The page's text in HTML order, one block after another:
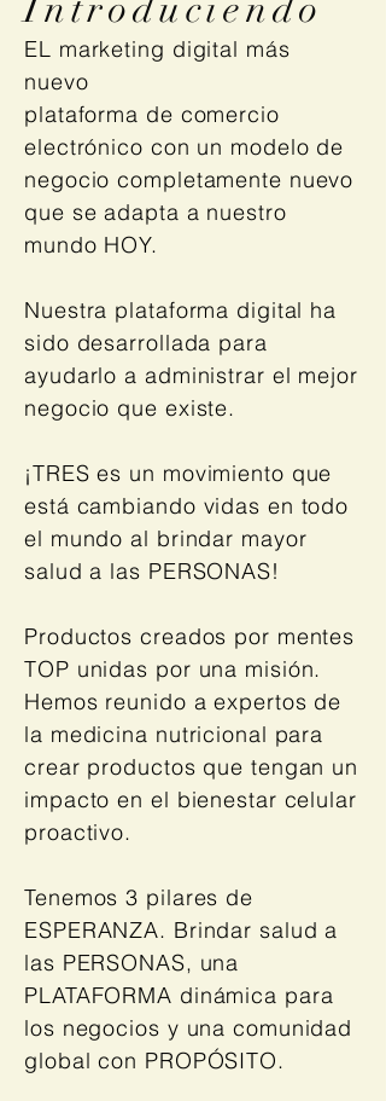
EL marketing digital más
nuevo
plataforma de comercio
electrónico con un modelo de
negocio completamente nuevo
que se adapta a nuestro
mundo HOY.
Nuestra plataforma digital ha
sido desarrollada para
ayudarlo a administrar el mejor
negocio que existe.
¡TRES es un movimiento que
está cambiando vidas en todo
el mundo al brindar mayor
salud a las PERSONAS!
Productos creados por mentes
TOP unidas por una misión.
Hemos reunido a expertos de
la medicina nutricional para
crear productos que tengan un
impacto en el bienestar celular
proactivo.
Tenemos 3 pilares de
ESPERANZA. Brindar salud a
las PERSONAS, una
PLATAFORMA dinámica para
los negocios y una comunidad
global con PROPÓSITO.